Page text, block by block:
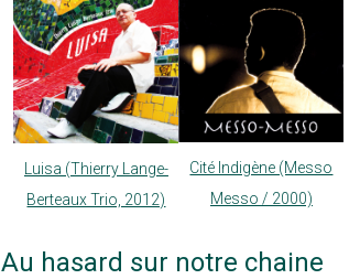
Luisa (Thierry Lange-
Berteaux Trio, 2012)
Cité Indigène (Messo
Messo / 2000)
Au hasard sur notre chaine